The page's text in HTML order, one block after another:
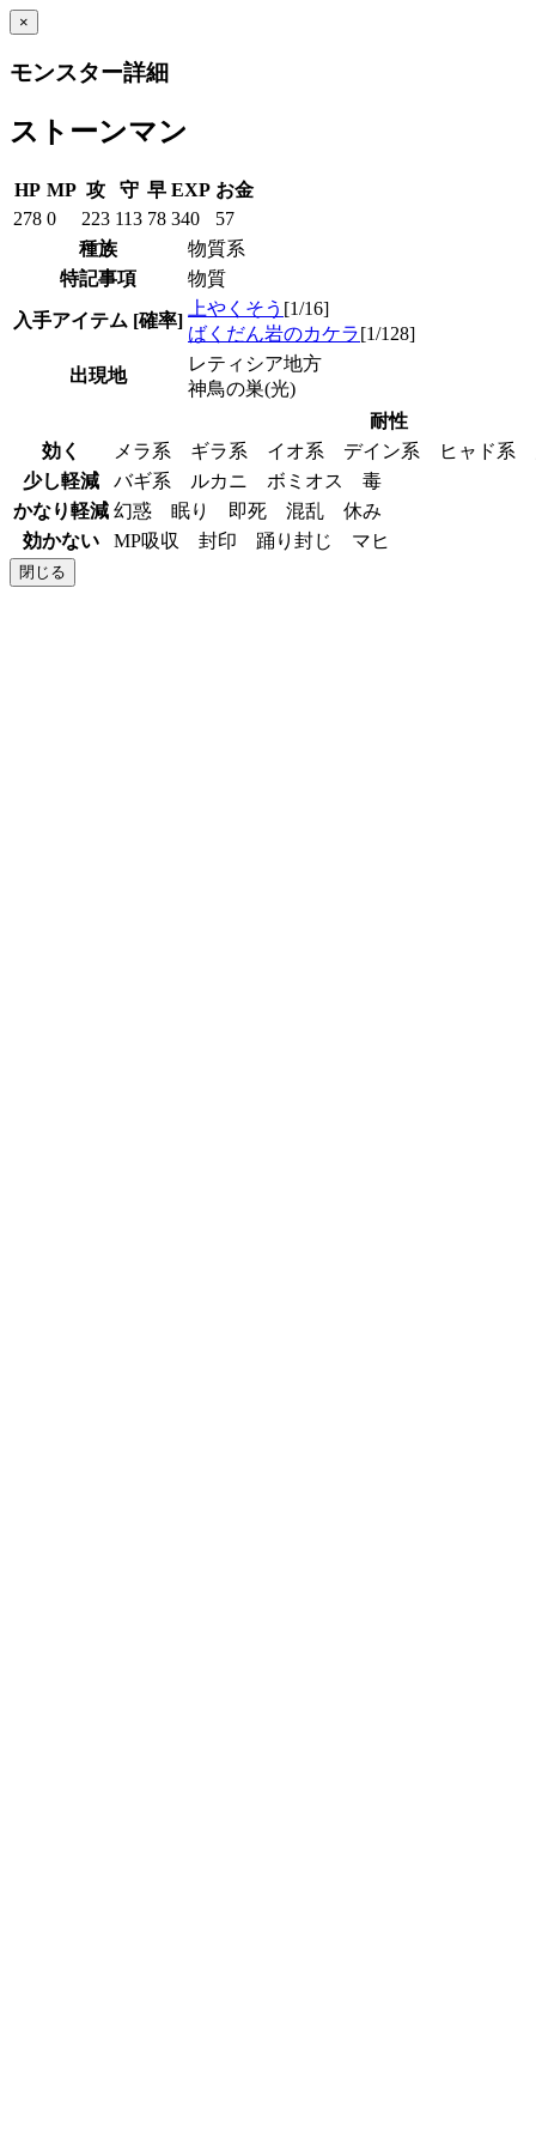
×
モンスター詳細
ストーンマン
HP MP 攻 守 早 EXP お金
278 0 223 113 78 340
57
種族
物質系
特記事項
物質
入手アイテム [確率]
上やくそう [1/16]
ばくだん岩のカケラ[1/128]
出現地
レティシア地方
神鳥の巣(光)
耐性
効く
メラ系 ギラ系 イオ系 デイン系 ヒャド
少し軽減
バギ系 ルカニ ボミオス 毒
かなり軽減 幻惑 眠り 即死 混乱 休み
効かない
MP吸収 封印 踊り封じ マヒ
閉じる